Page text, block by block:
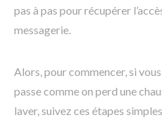
pas à pas pour récupérer
messagerie.
Alors, pour commencer, si
passe comme on perd une
laver, suivez ces étapes